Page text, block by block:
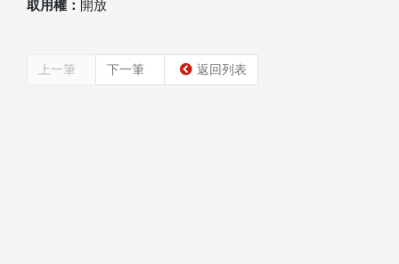
取用權： 開放
上一筆 下一筆 返回列表